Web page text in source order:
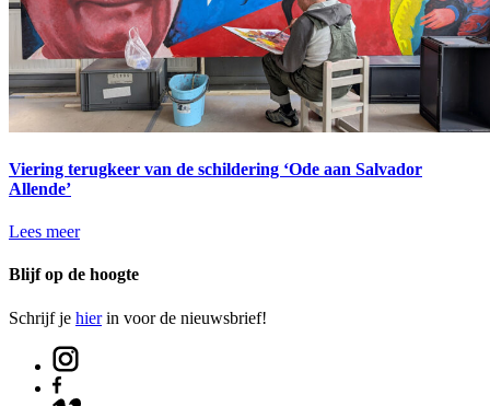
Viering terugkeer van de schildering ‘Ode aan Salvador
Allende’
Lees meer
Blijf op de hoogte
Schrijf je hierin voor de nieuwsbrief!